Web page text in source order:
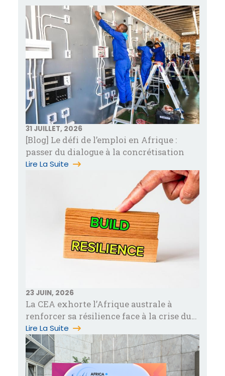
31 JUILLET, 2026
[Blog] Le défi de l’emploi en Afrique :
passer du dialogue à la concrétisation
Lire La Suite
23 JUIN, 2026
La CEA exhorte l’Afrique australe à
renforcer sa résilience face à la crise du
Moyen-Orient qui révèle des vul…
Lire La Suite